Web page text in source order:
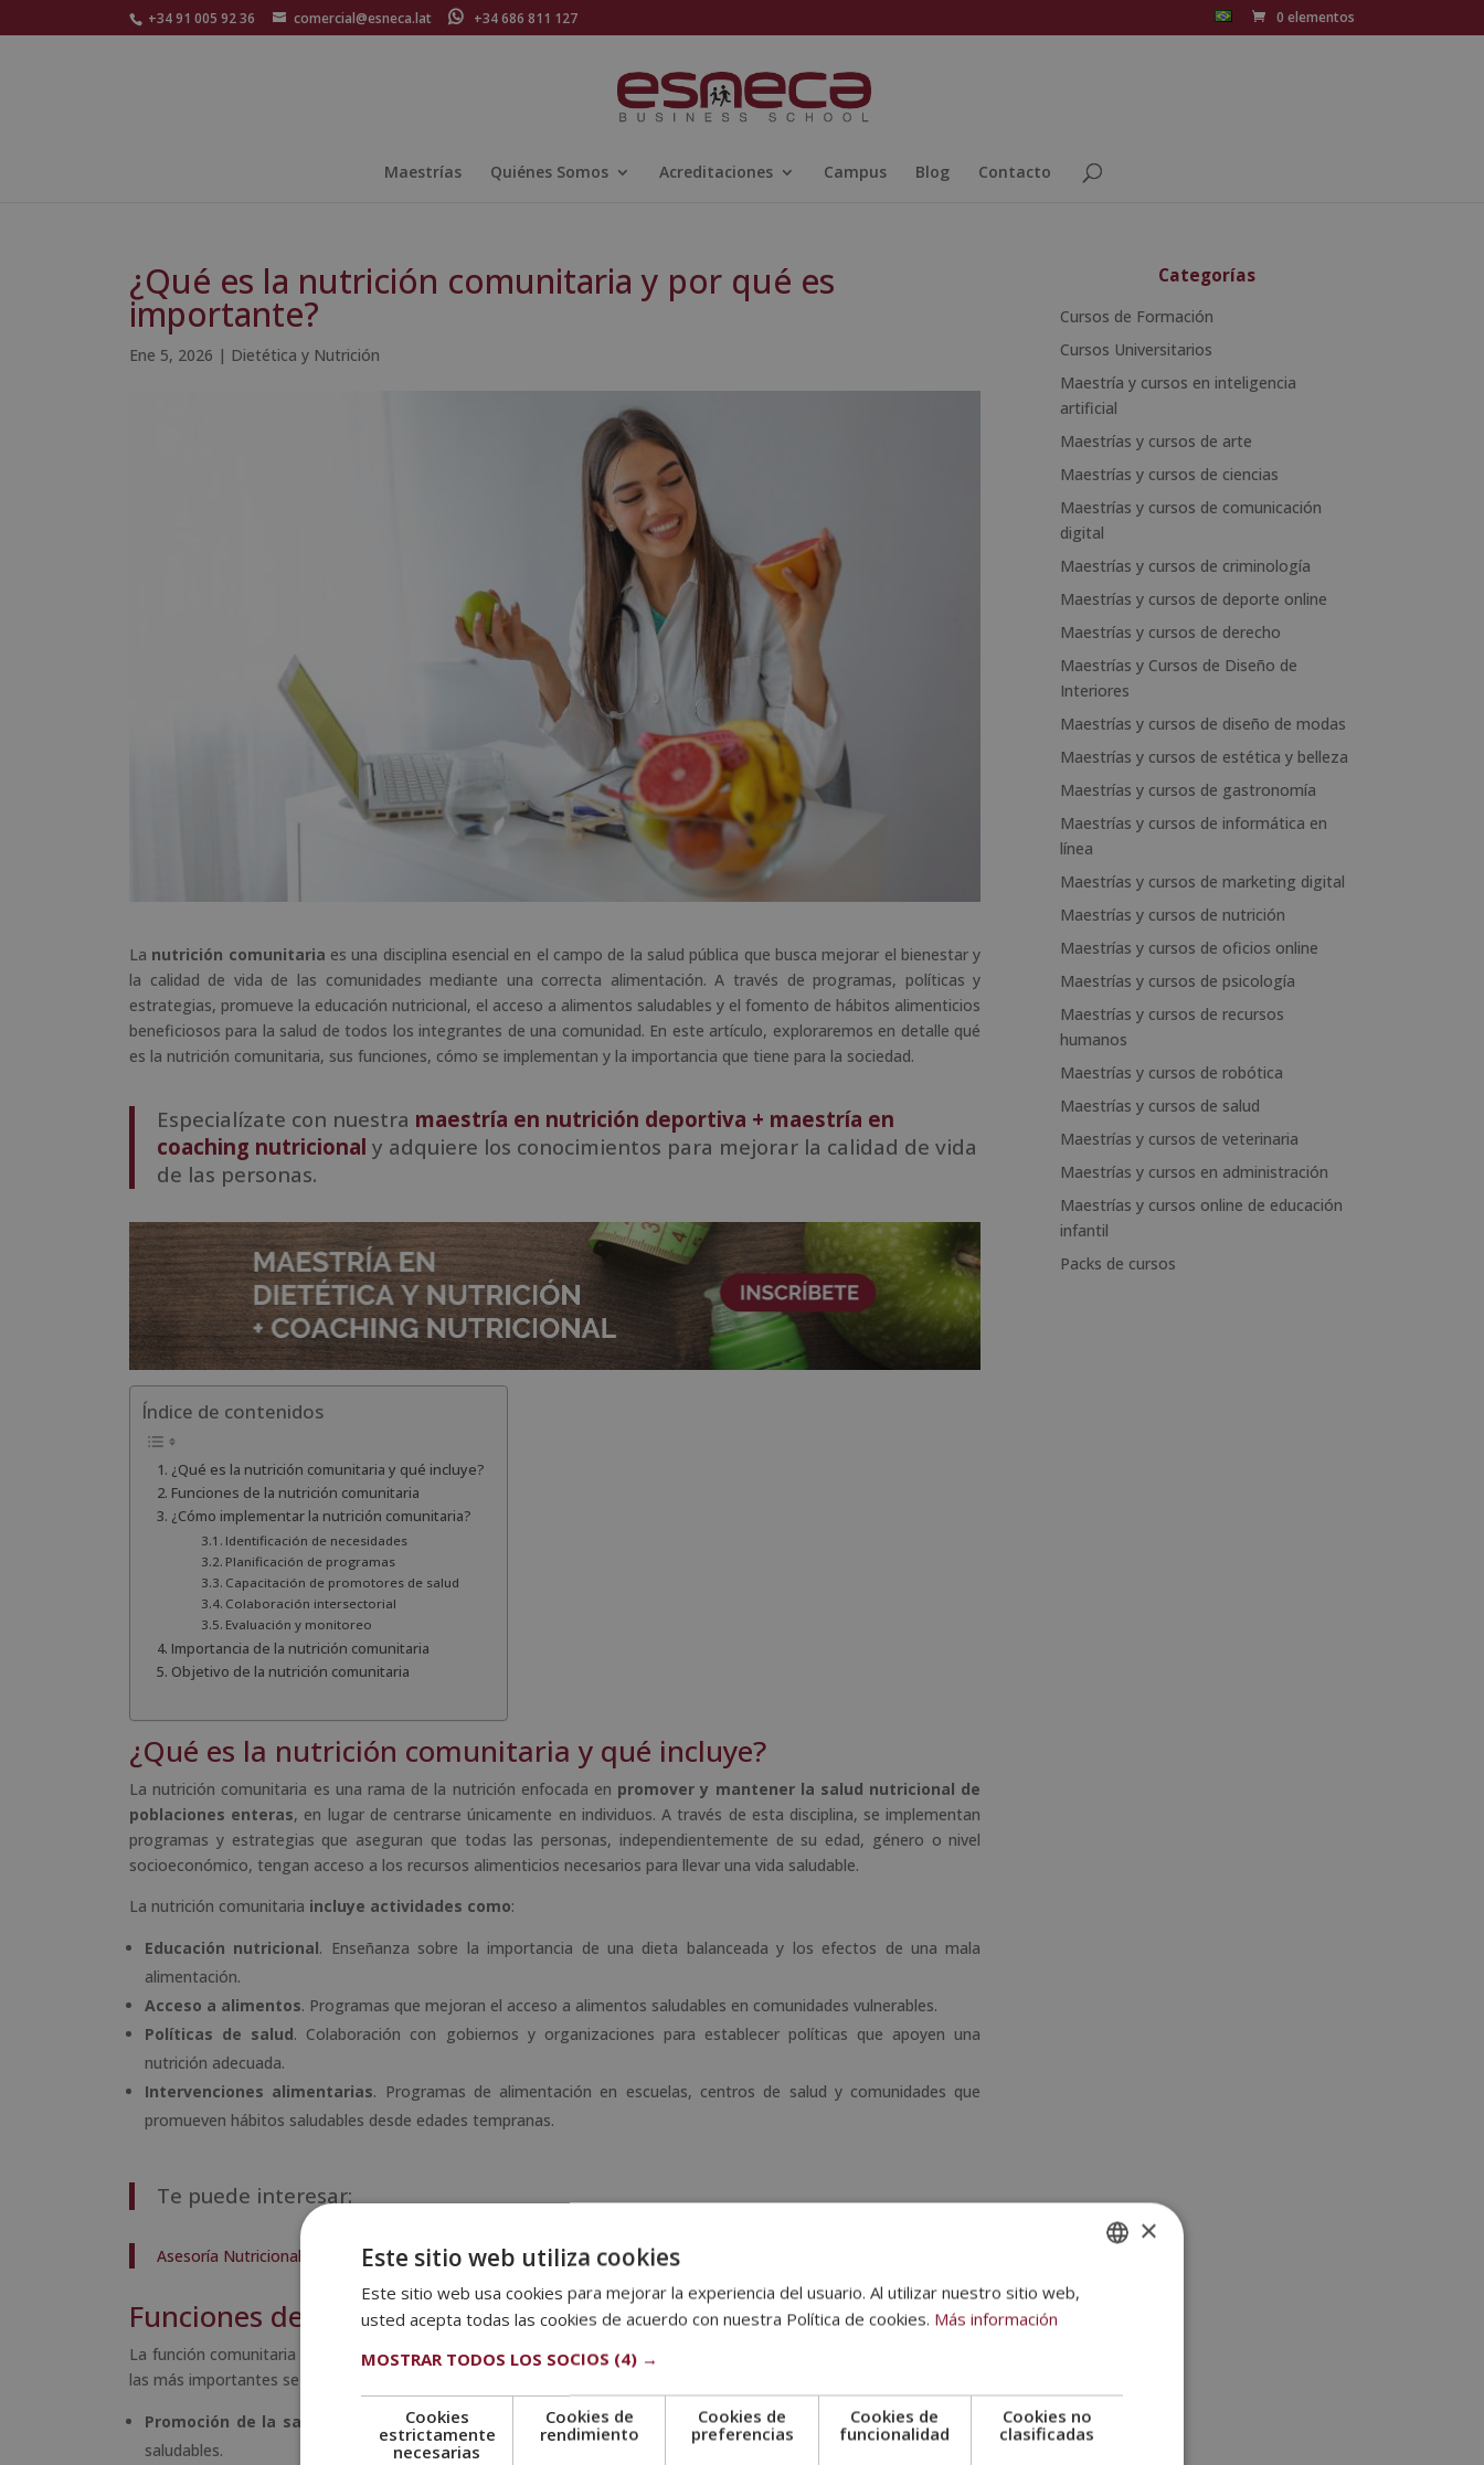
+34 91 005 92 36 comercial@esneca.lat +34 686 811 127 0 elementos
Maestrías Quiénes Somos Acreditaciones Campus Blog Contacto
¿Qué es la nutrición comunitaria y por qué es
importante?
Ene 5, 2026 | Dietética y Nutrición
La nutrición comunitaria es una disciplina esencial en el campo de la salud pública que busca mejorar el bienestar y
la calidad de vida de las comunidades mediante una correcta alimentación. A través de programas, políticas y
estrategias, promueve la educación nutricional, el acceso a alimentos saludables y el fomento de hábitos alimenticios
beneficiosos para la salud de todos los integrantes de una comunidad. En este artículo, exploraremos en detalle qué
es la nutrición comunitaria, sus funciones, cómo se implementan y la importancia que tiene para la sociedad.
Especialízate con nuestra maestría en nutrición deportiva + maestría en
coaching nutricional y adquiere los conocimientos para mejorar la calidad de vida
de las personas.
Índice de contenidos
¿Qué es la nutrición comunitaria y qué incluye?
Funciones de la nutrición comunitaria
¿Cómo implementar la nutrición comunitaria?
Identificación de necesidades
Planificación de programas
Capacitación de promotores de salud
Colaboración intersectorial
Evaluación y monitoreo
Importancia de la nutrición comunitaria
Objetivo de la nutrición comunitaria
¿Qué es la nutrición comunitaria y qué incluye?
La nutrición comunitaria es una rama de la nutrición enfocada en promover y mantener la salud nutricional de
poblaciones enteras, en lugar de centrarse únicamente en individuos. A través de esta disciplina, se implementan
programas y estrategias que aseguran que todas las personas, independientemente de su edad, género o nivel
socioeconómico, tengan acceso a los recursos alimenticios necesarios para llevar una vida saludable.
La nutrición comunitaria incluye actividades como:
Educación nutricional. Enseñanza sobre la importancia de una dieta balanceada y los efectos de una mala
alimentación.
Acceso a alimentos. Programas que mejoran el acceso a alimentos saludables en comunidades vulnerables.
Políticas de salud. Colaboración con gobiernos y organizaciones para establecer políticas que apoyen una
nutrición adecuada.
Intervenciones alimentarias. Programas de alimentación en escuelas, centros de salud y comunidades que
promueven hábitos saludables desde edades tempranas.
Te puede interesar:
Asesoría Nutricional Deportiva: Clave para el Rendimiento Óptimo
Funciones de la nutrición comunitaria
La función comunitaria cumple varias funciones que contribuyen a mejorar la calidad de vida de las personas, y entre
las más importantes se encuentran:
Promoción de la salud
. Proporciona información y herramientas para que las personas adopten estilos de vida
saludables.
Categorías
Cursos de Formación
Cursos Universitarios
Maestría y cursos en inteligencia
artificial
Maestrías y cursos de arte
Maestrías y cursos de ciencias
Maestrías y cursos de comunicación
digital
Maestrías y cursos de criminología
Maestrías y cursos de deporte online
Maestrías y cursos de derecho
Maestrías y Cursos de Diseño de
Interiores
Maestrías y cursos de diseño de modas
Maestrías y cursos de estética y belleza
Maestrías y cursos de gastronomía
Maestrías y cursos de informática en
línea
Maestrías y cursos de marketing digital
Maestrías y cursos de nutrición
Maestrías y cursos de oficios online
Maestrías y cursos de psicología
Maestrías y cursos de recursos
humanos
Maestrías y cursos de robótica
Maestrías y cursos de salud
Maestrías y cursos de veterinaria
Maestrías y cursos en administración
Maestrías y cursos online de educación
infantil
Packs de cursos
SPANISH
×
Este sitio web utiliza cookies
Este sitio web usa cookies para mejorar la experiencia del usuario. Al utilizar nuestro sitio web,
usted acepta todas las cookies de acuerdo con nuestra Política de cookies. Más información
MOSTRAR TODOS LOS SOCIOS (4) →
Cookies
estrictamente
necesarias
Cookies de
rendimiento
Cookies de
preferencias
Cookies de
funcionalidad
Cookies no
clasificadas